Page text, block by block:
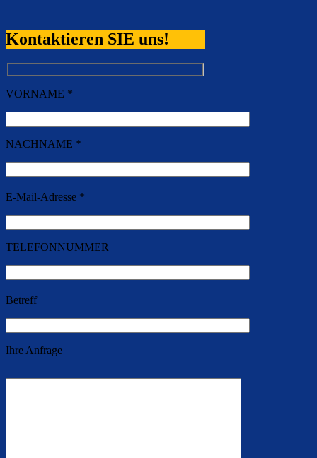
Kontaktieren SIE uns!
VORNAME *
NACHNAME *
E-Mail-Adresse *
TELEFONNUMMER
Betreff
Ihre Anfrage